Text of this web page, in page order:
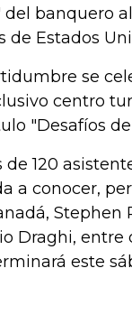
banquero
de Estados
se
centro
"Desafíos
120
a conocer,
Stephen
Draghi, entre
este